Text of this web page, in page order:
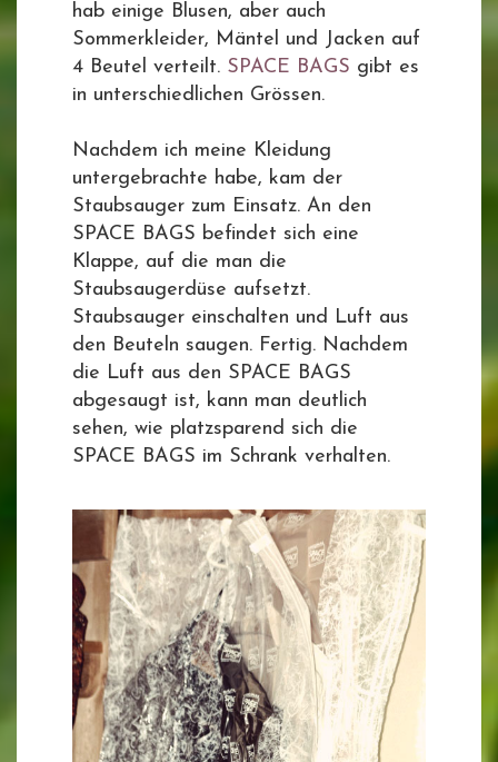
hab einige Blusen, aber auch
Sommerkleider, Mäntel und Jacken auf
4 Beutel verteilt. SPACE BAGS gibt es
in unterschiedlichen Grössen.
Nachdem ich meine Kleidung
untergebrachte habe, kam der
Staubsauger zum Einsatz. An den
SPACE BAGS befindet sich eine
Klappe, auf die man die
Staubsaugerdüse aufsetzt.
Staubsauger einschalten und Luft aus
den Beuteln saugen. Fertig. Nachdem
die Luft aus den SPACE BAGS
abgesaugt ist, kann man deutlich
sehen, wie platzsparend sich die
SPACE BAGS im Schrank verhalten.